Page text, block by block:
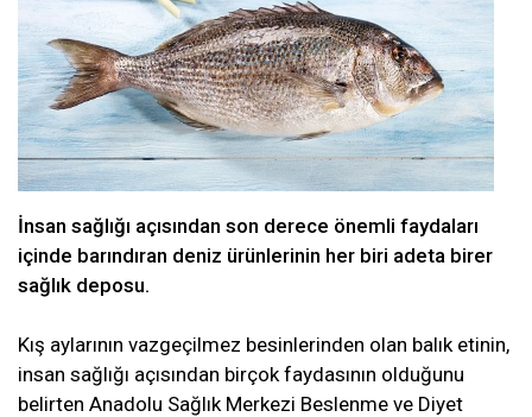
İnsan sağlığı açısından son derece önemli faydaları
içinde barındıran deniz ürünlerinin her biri adeta birer
sağlık deposu.
Kış aylarının vazgeçilmez besinlerinden olan balık etinin,
insan sağlığı açısından birçok faydasının olduğunu
belirten Anadolu Sağlık Merkezi Beslenme ve Diyet